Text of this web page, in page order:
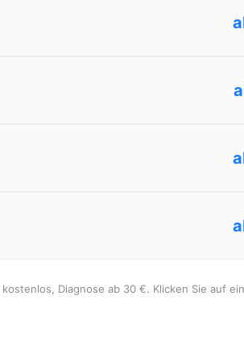
Diagnose ab 30 €. Klicken Sie auf